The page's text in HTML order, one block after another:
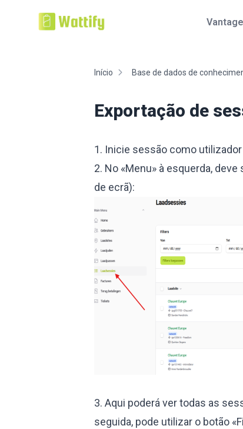
Início Base de dados de
Exportação de
1. Inicie sessão como
2. No «Menu» à esquerda,
de ecrã):
3. Aqui poderá ver todas as
seguida, pode utilizar o botão